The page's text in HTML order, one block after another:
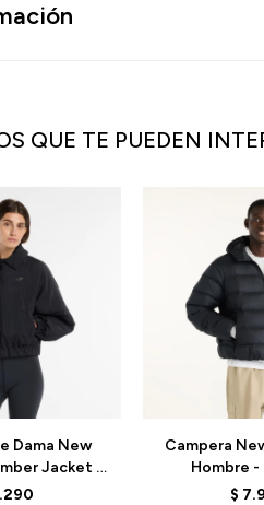
QUE TE PUEDEN
Dama New
Jacket -
- BLACK
Campera
Hombre
$